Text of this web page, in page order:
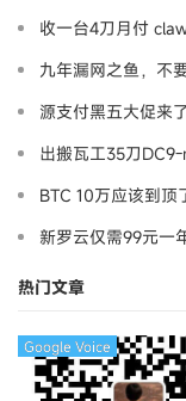
收一台4刀月付
九年漏网之鱼，不
源支付黑五大促来
出搬瓦工35刀
BTC 10万应该到
新罗云仅需99元一
热门文章
Google Voice